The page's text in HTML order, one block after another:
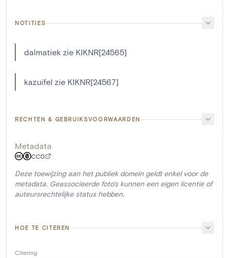
NOTITIES
dalmatiek zie KIKNR[24565]
kazuifel zie KIKNR[24567]
RECHTEN & GEBRUIKSVOORWAARDEN
Metadata
CC0
Deze toewijzing aan het publiek domein geldt enkel voor de
metadata. Geassocieerde foto's kunnen een eigen licentie of
auteursrechtelijke status hebben.
HOE TE CITEREN
Citering